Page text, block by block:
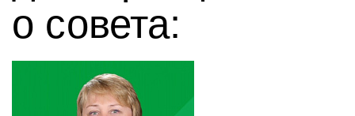
о совета: